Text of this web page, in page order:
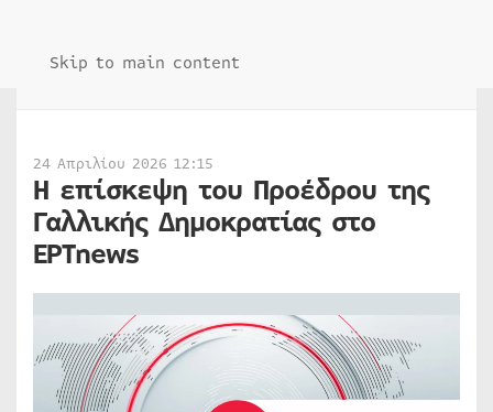
Skip to main content
24 Απριλίου 2026 12:15
Η επίσκεψη του Προέδρου της
Γαλλικής Δημοκρατίας στο
ΕΡΤnews